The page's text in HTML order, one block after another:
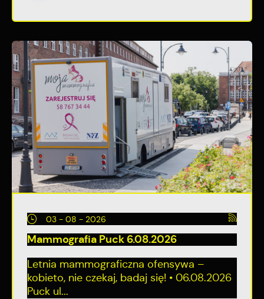
03 - 08 - 2026
Mammografia Puck 6.08.2026
Letnia mammograficzna ofensywa –
kobieto, nie czekaj, badaj się! • 06.08.2026
Puck ul...